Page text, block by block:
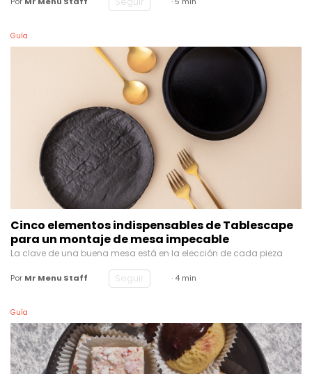
Guía
Cinco elementos indispensables de Tablescape
para un montaje de mesa impecable
La clave de una buena mesa está en la elección de cada pieza
Por Mr Menu Staff Seguir · 4 min
Guía